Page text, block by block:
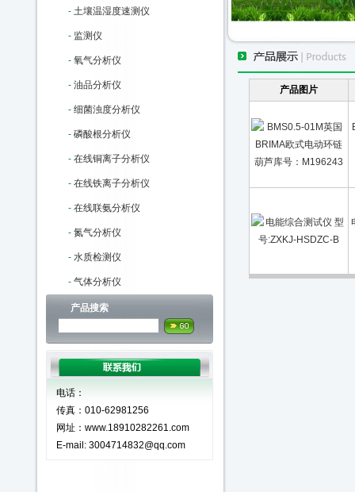
- 土壤温湿度速测仪
- 监测仪
- 氧气分析仪
- 油品分析仪
- 细菌浊度分析仪
- 磷酸根分析仪
- 在线铜离子分析仪
- 在线铁离子分析仪
- 在线联氨分析仪
- 氮气分析仪
- 水质检测仪
- 气体分析仪
产品搜索
电话：
传真：010-62981256
网址：www.18910282261.com
E-mail: 3004714832@qq.com
产品图片